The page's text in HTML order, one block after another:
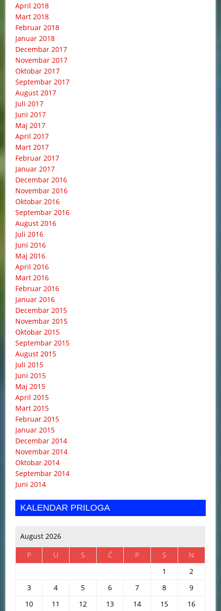
April 2018
Mart 2018
Februar 2018
Januar 2018
Decembar 2017
Novembar 2017
Oktobar 2017
Septembar 2017
August 2017
Juli 2017
Juni 2017
Maj 2017
April 2017
Mart 2017
Februar 2017
Januar 2017
Decembar 2016
Novembar 2016
Oktobar 2016
Septembar 2016
August 2016
Juli 2016
Juni 2016
Maj 2016
April 2016
Mart 2016
Februar 2016
Januar 2016
Decembar 2015
Novembar 2015
Oktobar 2015
Septembar 2015
August 2015
Juli 2015
Juni 2015
Maj 2015
April 2015
Mart 2015
Februar 2015
Januar 2015
Decembar 2014
Novembar 2014
Oktobar 2014
Septembar 2014
Juni 2014
KALENDAR PRILOGA
August 2026
P
U S Č P S
N
1
2
3
4 5 6 7 8
9
10
11 12 13 14 15
16